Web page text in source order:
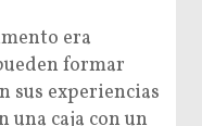
era
formar
sus experiencias
caja con un